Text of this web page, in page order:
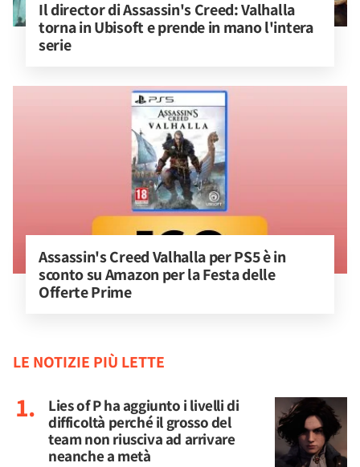
Il director di Assassin's Creed: Valhalla
torna in Ubisoft e prende in mano l'intera
serie
Assassin's Creed Valhalla per PS5 è in
sconto su Amazon per la Festa delle
Offerte Prime
LE NOTIZIE PIÙ LETTE
Lies of P ha aggiunto i livelli di
difficoltà perché il grosso del
team non riusciva ad arrivare
neanche a metà